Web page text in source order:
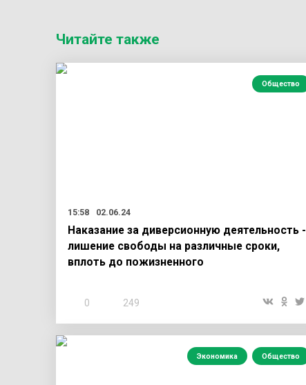
Читайте также
Общество
15:58 02.06.24
Наказание за диверсионную деятельность -
лишение свободы на различные сроки,
вплоть до пожизненного
0 249
Экономика Общество